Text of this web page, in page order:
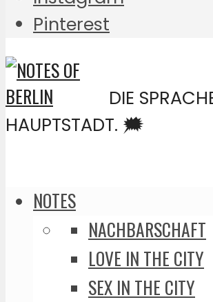
Pinterest
DIE
HAUPTSTADT. 🗯️
NOTES
NACHBARSCHAFT
LOVE IN THE CITY
SEX IN THE CITY